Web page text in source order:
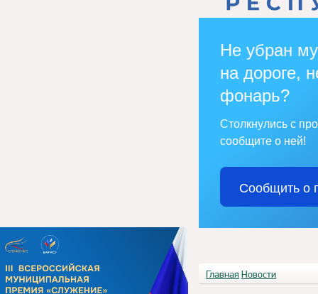
Не убран
на дороге,
фонарь?
Столкнулись с
сообщите о ней!
Сообщить о
Главная Новости